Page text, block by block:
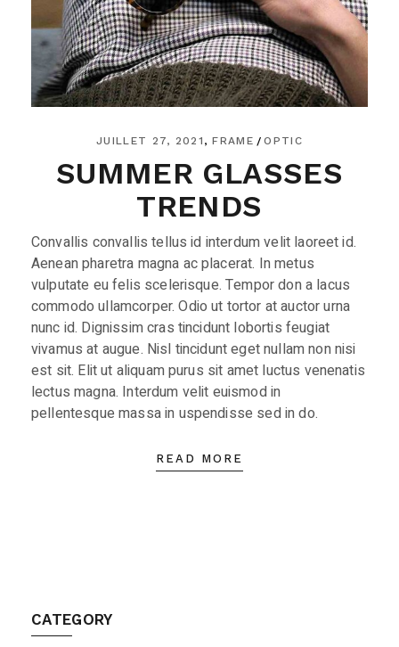
JUILLET 27, 2021 FRAME OPTIC
SUMMER GLASSES
TRENDS
Convallis convallis tellus id interdum velit laoreet id.
Aenean pharetra magna ac placerat. In metus
vulputate eu felis scelerisque. Tempor don a lacus
commodo ullamcorper. Odio ut tortor at auctor urna
nunc id. Dignissim cras tincidunt lobortis feugiat
vivamus at augue. Nisl tincidunt eget nullam non nisi
est sit. Elit ut aliquam purus sit amet luctus venenatis
lectus magna. Interdum velit euismod in
pellentesque massa in uspendisse sed in do.
READ MORE
CATEGORY